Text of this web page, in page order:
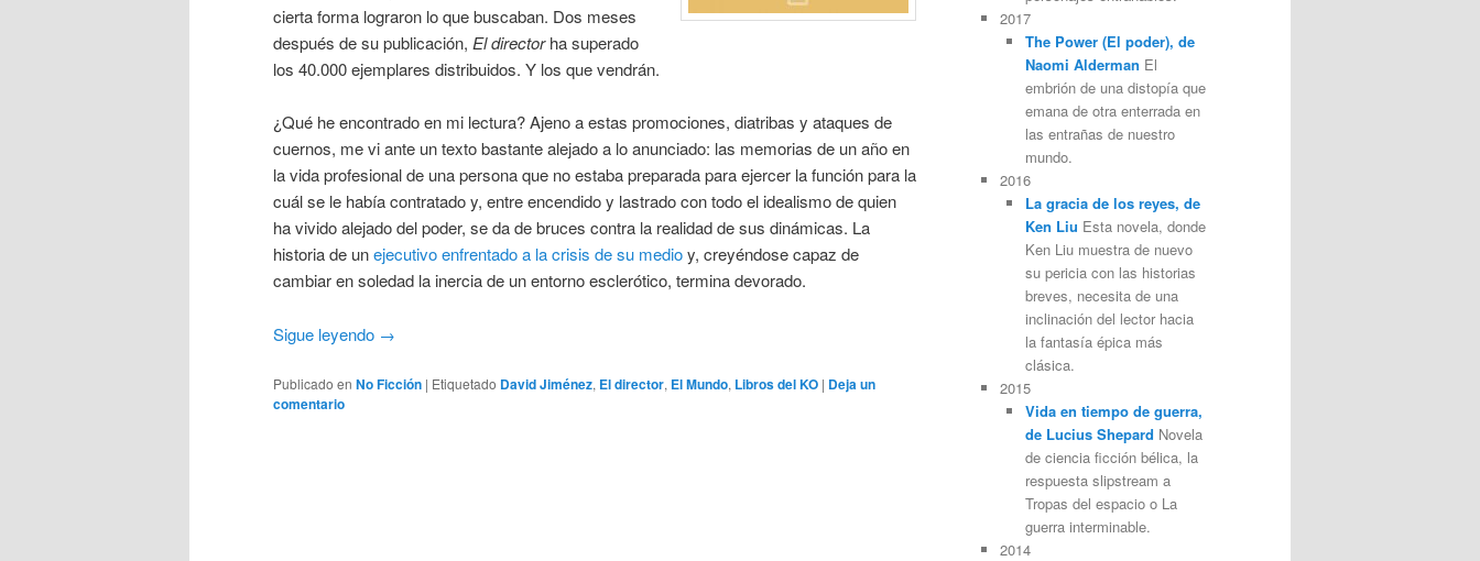
cierta forma lograron lo que buscaban. Dos meses
después de su publicación, El directorha superado
los 40.000 ejemplares distribuidos. Y los que vendrán.
¿Qué he encontrado en mi lectura? Ajeno a estas promociones, diatribas y ataques de
cuernos, me vi ante un texto bastante alejado a lo anunciado: las memorias de un año en
la vida profesional de una persona que no estaba preparada para ejercer la función para la
cuál se le había contratado y, entre encendido y lastrado con todo el idealismo de quien
ha vivido alejado del poder, se da de bruces contra la realidad de sus dinámicas. La
historia de unejecutivo enfrentado a la crisis de su medioy, creyéndose capaz de
cambiar en soledad la inercia de un entorno esclerótico, termina devorado.
Sigue leyendo →
Publicado en No Ficción | Etiquetado David Jiménez, El director, El Mundo, Libros del KO | Deja un
comentario
2017
The Power (El poder), de
Naomi Alderman El
embrión de una distopía que
emana de otra enterrada en
las entrañas de nuestro
mundo.
2016
La gracia de los reyes, de
Ken Liu Esta novela, donde
Ken Liu muestra de nuevo
su pericia con las historias
breves, necesita de una
inclinación del lector hacia
la fantasía épica más
clásica.
2015
Vida en tiempo de guerra,
de Lucius Shepard Novela
de ciencia ficción bélica, la
respuesta slipstream a
Tropas del espacio o La
guerra interminable.
2014